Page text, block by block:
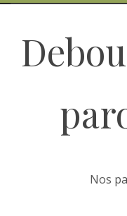
Skip
content
Nos